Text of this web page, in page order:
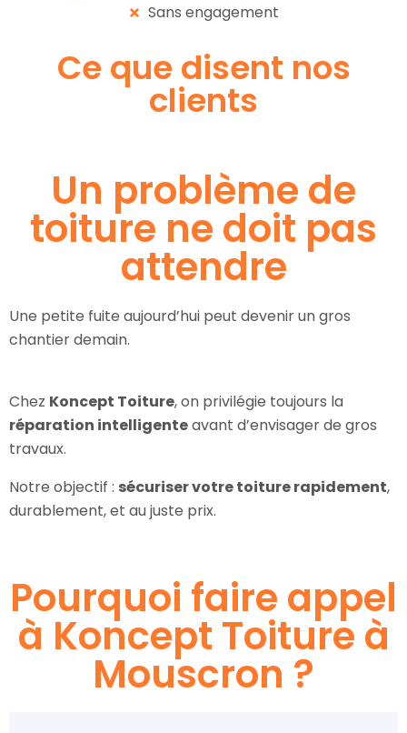
Sans engagement
Ce que disent nos
clients
Un problème de
toiture ne doit pas
attendre
Une petite fuite aujourd’hui peut devenir un gros
chantier demain.
Chez Koncept Toiture, on privilégie toujours la
réparation intelligenteavant d’envisager de gros
travaux.
Notre objectif : sécuriser votre toiture rapidement,
durablement, et au juste prix.
Pourquoi faire appel
à Koncept Toiture à
Mouscron ?